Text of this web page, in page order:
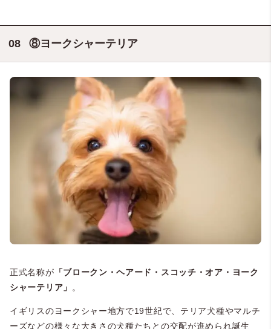
⑧ヨークシャーテリア
正式名称が 「ブロークン・ヘアード・スコッチ・オア・ヨーク
シャーテリア」
。
イギリスのヨークシャー地方で19世紀で、テリア犬種やマルチ
ーズなどの様々な大きさの犬種たちとの交配が進められ誕生